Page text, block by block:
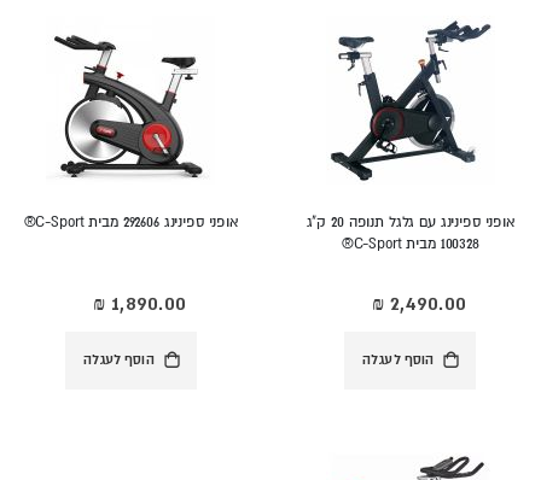
אופני ספינינג עם גלגל תנופה 20 ק"ג
100328 מבית C-Sport®
הוסף לעגלה
אופני ספינינג 292606 מבית C-Sport®
הוסף לעגלה